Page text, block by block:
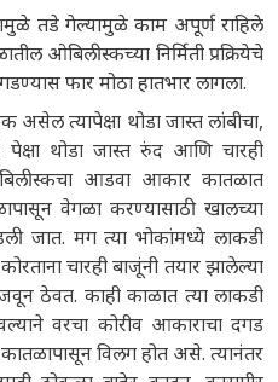
तडे गेल्यामुळे काम अपूर्ण राहिले
ओबिलीस्कच्या निर्मिती प्रक्रियेचे
फार मोठा हातभार लागला.
त्यापेक्षा थोडा जास्त लांबीचा,
थोडा जास्त रुंद आणि चारही
आडवा आकार कातळात
वेगळा करण्यासाठी खालच्या
जात. मग त्या भोकांमध्ये लाकडी
चारही बाजूंनी तयार झालेल्या
ठेवत. काही काळात त्या लाकडी
वरचा कोरीव आकाराचा दगड
विलग होत असे. त्यानंतर